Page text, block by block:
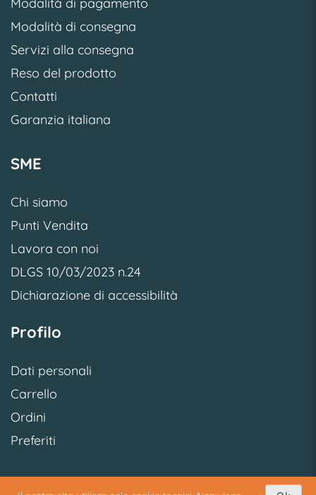
Modalità di consegna
Servizi alla consegna
Reso del prodotto
Contatti
Garanzia italiana
SME
Chi siamo
Punti Vendita
Lavora con noi
DLGS 10/03/2023 n.24
Dichiarazione di accessibilità
Profilo
Dati personali
Carrello
Ordini
Preferiti